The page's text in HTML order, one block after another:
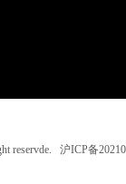
reservde. 沪ICP备